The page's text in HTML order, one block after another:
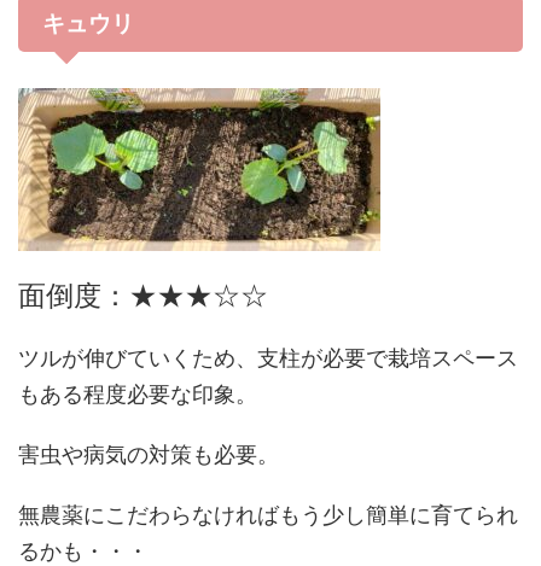
キュウリ
面倒度：★★★☆☆
ツルが伸びていくため、支柱が必要で栽培スペース
もある程度必要な印象。
害虫や病気の対策も必要。
無農薬にこだわらなければもう少し簡単に育てられ
るかも・・・